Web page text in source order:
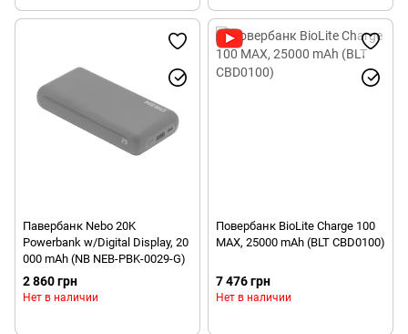
Павербанк Nebo 20K
Powerbank w/Digital Display, 20
000 mAh (NB NEB-PBK-0029-G)
2 860 грн
Нет в наличии
Повербанк BioLite Charge 100
MAX, 25000 mAh (BLT CBD0100)
7 476 грн
Нет в наличии